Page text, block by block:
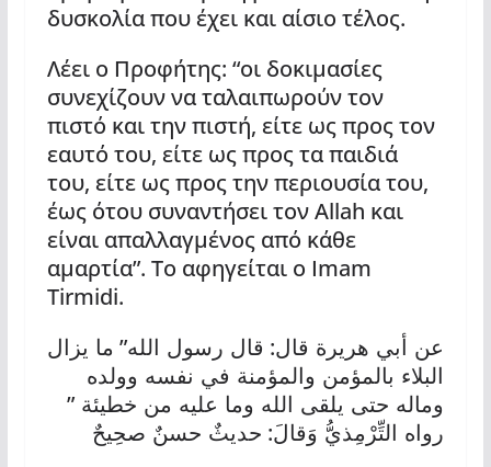
δυσκολία που έχει και αίσιο τέλος.
Λέει ο Προφήτης: “οι δοκιμασίες
συνεχίζουν να ταλαιπωρούν τον
πιστό και την πιστή, είτε ως προς τον
εαυτό του, είτε ως προς τα παιδιά
του, είτε ως προς την περιουσία του,
έως ότου συναντήσει τον Allah και
είναι απαλλαγμένος από κάθε
αμαρτία”. Το αφηγείται ο Imam
Tirmidi.
عن أبي هريرة قال: قال رسول الله” ما يزال
البلاء بالمؤمن والمؤمنة في نفسه وولده
وماله حتى يلقى الله وما عليه من خطيئة ”
رواه التِّرْمِذيُّ وَقالَ: حديثٌ حسنٌ صحِيحٌ